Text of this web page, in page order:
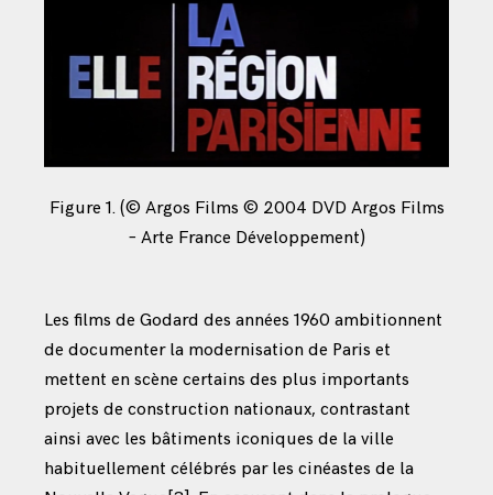
Figure 1. (© Argos Films © 2004 DVD Argos Films
– Arte France Développement)
Les films de Godard des années 1960 ambitionnent
de documenter la modernisation de Paris et
mettent en scène certains des plus importants
projets de construction nationaux, contrastant
ainsi avec les bâtiments iconiques de la ville
habituellement célébrés par les cinéastes de la